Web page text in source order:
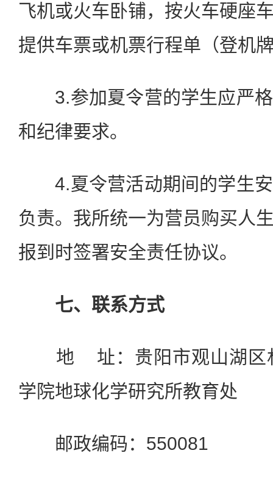
飞机或火车卧铺，按火车硬座
提供车票或机票行程单（登机
3.参加夏令营的学生应严格
和纪律要求。
4.夏令营活动期间的学生安
负责。我所统一为营员购买人
报到时签署安全责任协议。
七、联系方式
地 址：贵阳市观山湖区
学院地球化学研究所教育处
邮政编码：550081